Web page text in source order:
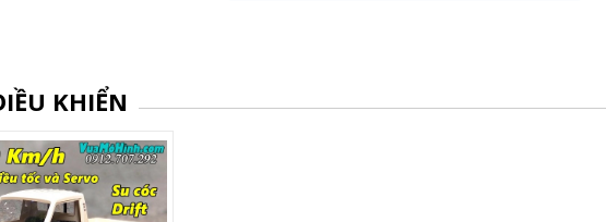
KHIỂN